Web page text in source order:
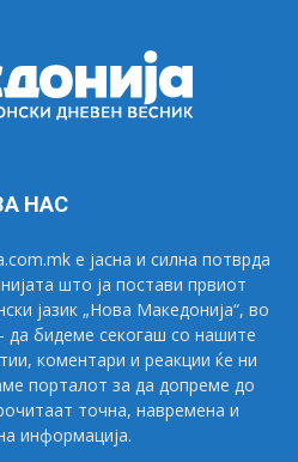
НАС
е јасна и силна потврда
што ја постави првиот
јазик „Нова Македонија“, во
да бидеме секогаш со нашите
коментари и реакции ќе ни
порталот за да допреме до
точна, навремена и
информација.